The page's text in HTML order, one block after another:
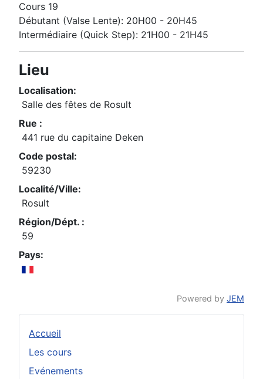
Accueil
Les cours
Evénements
Cours 19
Débutant (Valse Lente): 20H00 - 20H45
Intermédiaire (Quick Step): 21H00 - 21H45
Lieu
Localisation:
Salle des fêtes de Rosult
Rue :
441 rue du capitaine Deken
Code postal:
59230
Localité/Ville:
Rosult
Région/Dépt. :
59
Pays:
Powered by JEM